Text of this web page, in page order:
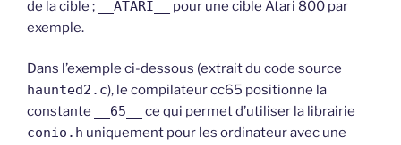
de la cible ; __ATARI__
pour une cible Atari 800 par
exemple.
Dans l’exemple ci-dessous (extrait du code source
haunted2.c), le compilateur cc65 positionne la
constante
__65__
ce qui permet d’utiliser la librairie
conio.h uniquement pour les ordinateur avec une